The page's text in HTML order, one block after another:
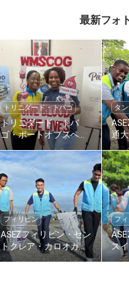
最新フォ
トリニダード・トバゴ
トリニダード・トバ
ゴ・ポートオブスペイ
ン教会、全世界過越祭
の愛・命の愛第1804回
献血リレー
タ
通
清
環
フィリピン
ASEZフィリピン・セン
トクレア・カロオカン
大学の会員たち、ビー
フ
ス
ン